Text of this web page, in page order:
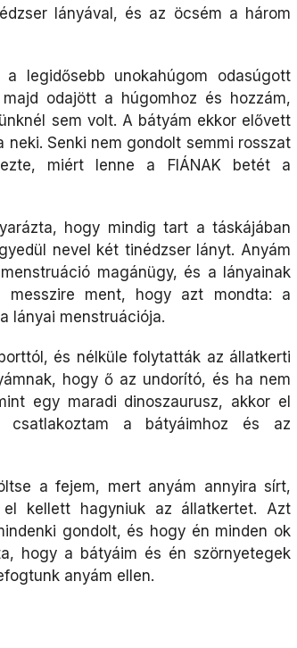
lányával, és az öcsém a három
legidősebb unokahúgom odasúgott
odajött a húgomhoz és hozzám,
sem volt. A bátyám ekkor elővett
Senki nem gondolt semmi rosszat
miért lenne a FIÁNAK betét a
hogy mindig tart a táskájában
nevel két tinédzser lányt. Anyám
magánügy, és a lányainak
messzire ment, hogy azt mondta: a
lányai menstruációja.
és nélküle folytatták az állatkerti
hogy ő az undorító, és ha nem
egy maradi dinoszaurusz, akkor el
a bátyáimhoz és az
a fejem, mert anyám annyira sírt,
kellett hagyniuk az állatkertet. Azt
gondolt, és hogy én minden ok
hogy a bátyáim és én szörnyetegek
anyám ellen.